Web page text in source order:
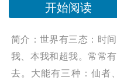
开始阅读
简介：世界有三态：时
我、本我和超我。常常
去。大能有三种：仙者